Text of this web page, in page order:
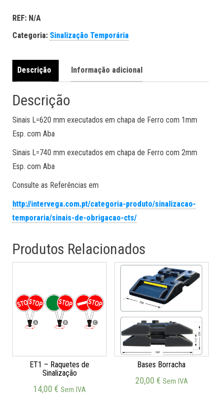
REF: N/A
Categoria: Sinalização Temporária
Descrição Informação adicional
Descrição
Sinais L=620 mm executados em chapa de Ferro com 1mm
Esp. com Aba
Sinais L=740 mm executados em chapa de Ferro com 2mm
Esp. com Aba
Consulte as Referências em
http://intervega.com.pt/categoria-produto/sinalizacao-
temporaria/sinais-de-obrigacao-cts/
Produtos Relacionados
ET1 – Raquetes de
Sinalização
14,00€ Sem IVA
Bases Borracha
20,00 € Sem IVA